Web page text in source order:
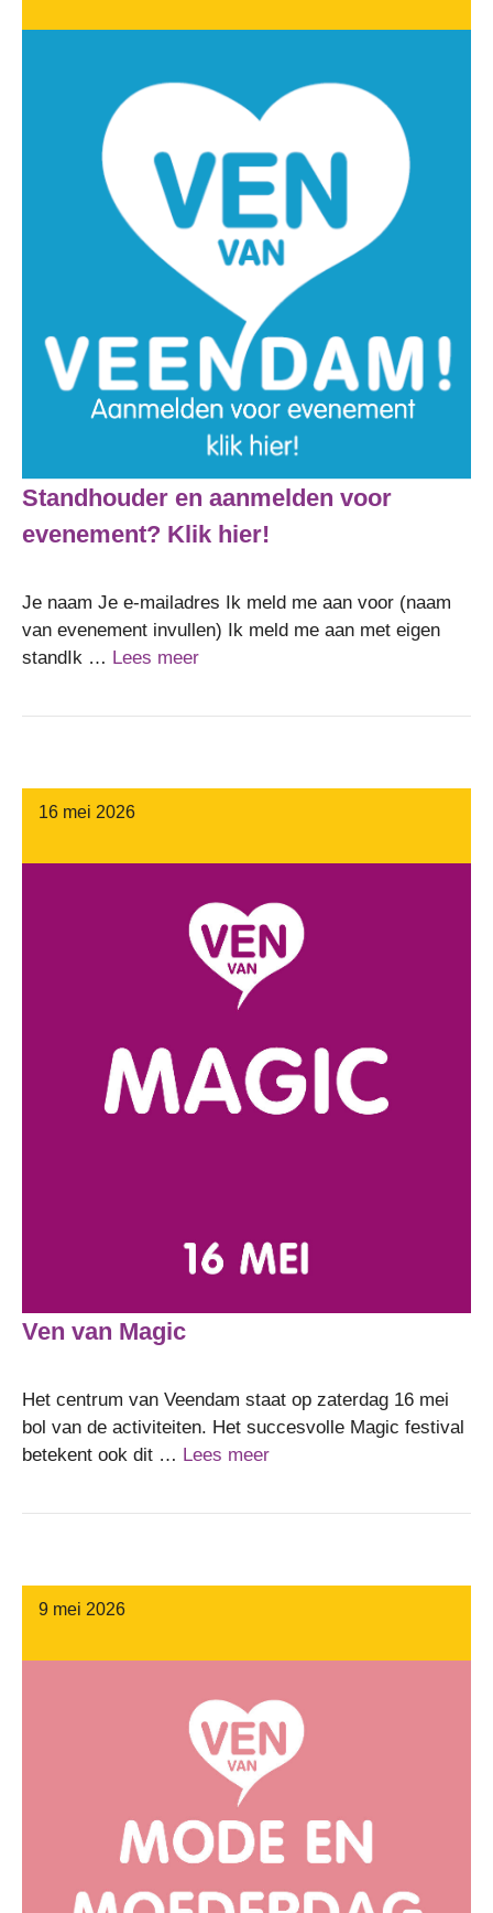
Standhouder en aanmelden voor
evenement? Klik hier!
Je naam Je e-mailadres Ik meld me aan voor (naam
van evenement invullen) Ik meld me aan met eigen
standIk … Lees meer
16 mei 2026
Ven van Magic
Het centrum van Veendam staat op zaterdag 16 mei
bol van de activiteiten. Het succesvolle Magic festival
betekent ook dit … Lees meer
9 mei 2026